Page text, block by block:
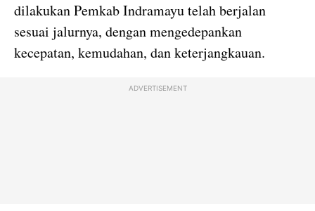
dilakukan Pemkab Indramayu telah berjalan
sesuai jalurnya, dengan mengedepankan
kecepatan, kemudahan, dan keterjangkauan.
ADVERTISEMENT